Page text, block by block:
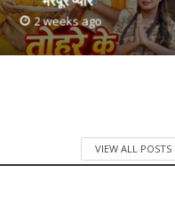
2 weeks ago
VIEW ALL POSTS